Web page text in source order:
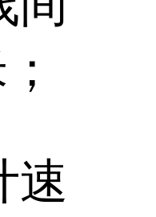
速